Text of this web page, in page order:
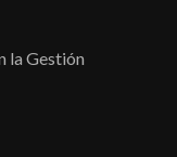
la Gestión